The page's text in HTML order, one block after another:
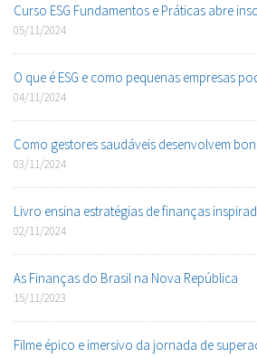
Curso ESG Fundamentos e Práticas abre
05/11/2024
O que é ESG e como pequenas empresas
04/11/2024
Como gestores saudáveis desenvolvem
03/11/2024
Livro ensina estratégias de finanças
02/11/2024
As Finanças do Brasil na Nova República
15/11/2023
Filme épico e imersivo da jornada de